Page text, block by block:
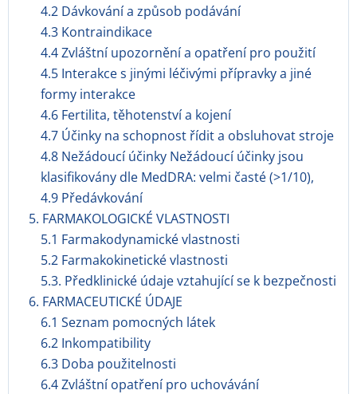
4.2 Dávkování a způsob podávání
4.3 Kontraindikace
4.4 Zvláštní upozornění a opatření pro použití
4.5 Interakce s jinými léčivými přípravky a jiné
formy interakce
4.6 Fertilita, těhotenství a kojení
4.7 Účinky na schopnost řídit a obsluhovat stroje
4.8 Nežádoucí účinky Nežádoucí účinky jsou
klasifikovány dle MedDRA: velmi časté (>1/10),
4.9 Předávkování
5. FARMAKOLOGICKÉ VLASTNOSTI
5.1 Farmakodynamické vlastnosti
5.2 Farmakokinetické vlastnosti
5.3. Předklinické údaje vztahující se k bezpečnosti
6. FARMACEUTICKÉ ÚDAJE
6.1 Seznam pomocných látek
6.2 Inkompatibility
6.3 Doba použitelnosti
6.4 Zvláštní opatření pro uchovávání